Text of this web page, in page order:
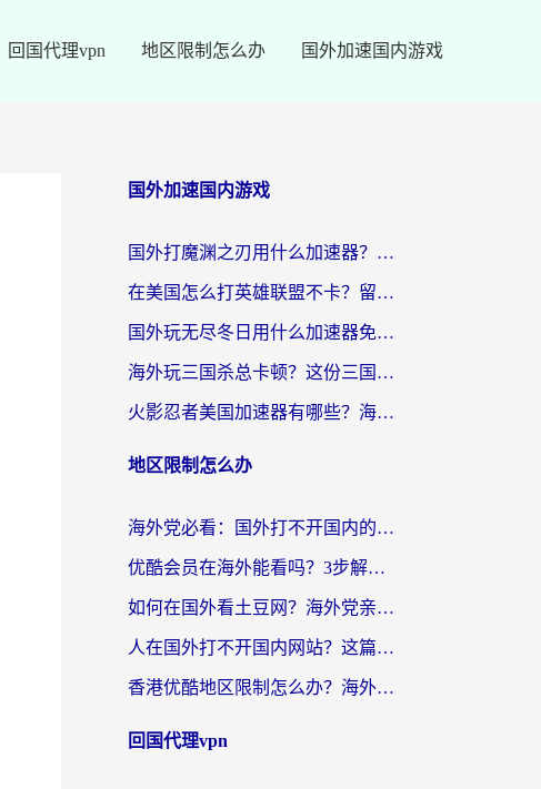
回国代理vpn 地区限制怎么办 国外加速国内游戏
国外加速国内游戏
国外打魔渊之刃用什么加速器？2026海外玩家国服游戏加速全攻略（附闪耀暖暖&复苏的魔女避坑指南）
在美国怎么打英雄联盟不卡？留学生亲测的国服游戏加速全攻略
国外玩无尽冬日用什么加速器免费？海外党国服游戏加速避坑指南
海外玩三国杀总卡顿？这份三国杀游戏加速器指南帮你告别延迟烦恼
火影忍者美国加速器有哪些？海外党亲测的国服游戏加速全攻略（含菲律宾玩三国之刃守望黎明技巧）
地区限制怎么办
海外党必看：国外打不开国内的app怎么办？3步解决你的乡愁
优酷会员在海外能看吗？3步解决海外追剧难题，附实测好用加速器推荐
如何在国外看土豆网？海外党亲测有效的追剧加速器选择指南
人在国外打不开国内网站？这篇攻略帮你无缝解锁国内资源（附交管12123使用技巧）
香港优酷地区限制怎么办？海外党亲测有效的追剧解决方案
回国代理vpn